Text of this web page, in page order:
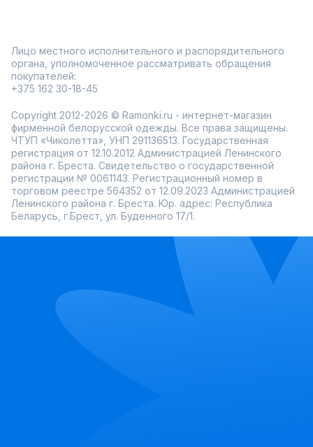
Мобильное приложение для удобного выбора.
Найдите платье, которое идеально сядет и добавит
уверенности в каждом шаге.
Лицо местного исполнительного и распорядительного
органа, уполномоченное рассматривать обращения
покупателей:
+375 162 30-18-45
Copyright 2012-2026 © Ramonki.ru - интернет-магазин
фирменной белорусской одежды. Все права защищены.
ЧТУП «Чиколетта», УНП 291136513. Государственная
регистрация от 12.10.2012 Администрацией Ленинского
района г. Бреста. Свидетельство о государственной
регистрации № 0061143. Регистрационный номер в
торговом реестре 564352 от 12.09.2023 Администрацией
Ленинского района г. Бреста. Юр. адрес: Республика
Беларусь, г.Брест, ул. Буденного 17/1.